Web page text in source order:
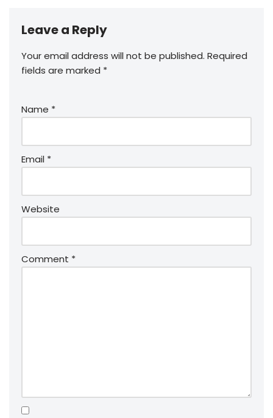
Leave a Reply
Your email address will not be published. Required
fields are marked *
Name *
Email *
Website
Comment *